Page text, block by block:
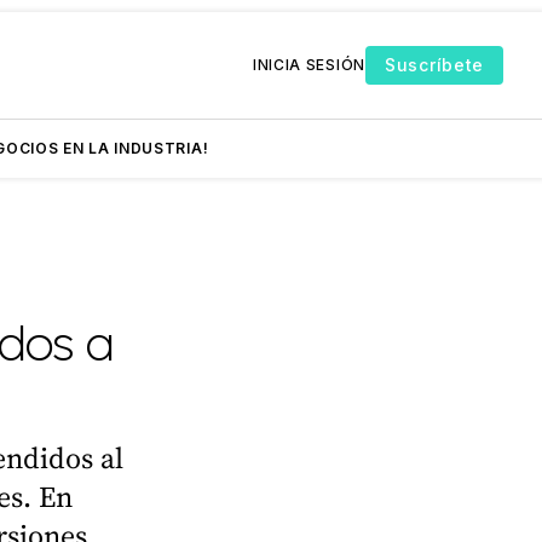
INICIA SESIÓN Suscríbete
EN LA INDUSTRIA!
a
al
En